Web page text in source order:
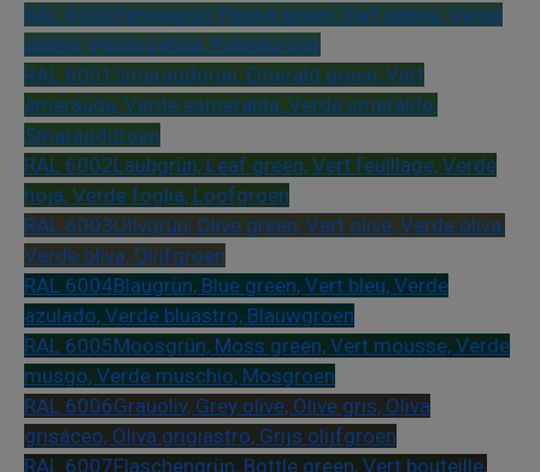
RAL 6000Patinagrün, Patina green, Vert patine, Verde
patina, Verde patina, Patinagroen
RAL 6001 Smaragdgrün, Emerald green, Vert
émeraude, Verde esmeralda, Verde smeraldo,
Smaragdgroen
RAL 6002Laubgrün, Leaf green, Vert feuillage, Verde
hoja, Verde foglia, Loofgroen
RAL 6003Olivgrün, Olive green, Vert olive, Verde oliva,
Verde oliva, Olijfgroen
RAL 6004Blaugrün, Blue green, Vert bleu, Verde
azulado, Verde bluastro, Blauwgroen
RAL 6005Moosgrün, Moss green, Vert mousse, Verde
musgo, Verde muschio, Mosgroen
RAL 6006Grauoliv, Grey olive, Olive gris, Oliva
grisáceo, Oliva grigiastro, Grijs olijfgroen
RAL 6007Flaschengrün, Bottle green, Vert bouteille,